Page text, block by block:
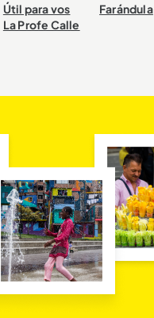
Útil para vos
La Profe Calle
Farándula